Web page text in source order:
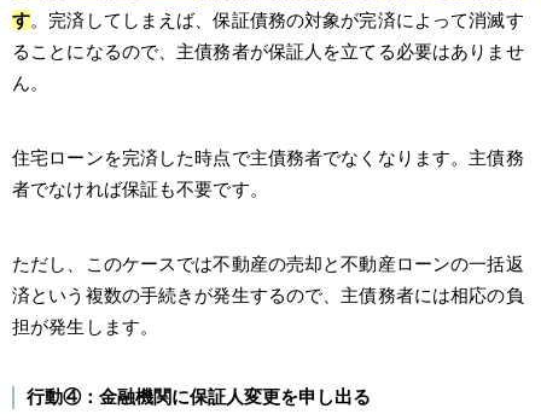
す。完済してしまえば、保証債務の対象が完済によって消滅す
ることになるので、主債務者が保証人を立てる必要はありませ
ん。
住宅ローンを完済した時点で主債務者でなくなります。主債務
者でなければ保証も不要です。
ただし、このケースでは不動産の売却と不動産ローンの一括返
済という複数の手続きが発生するので、主債務者には相応の負
担が発生します。
行動④：金融機関に保証人変更を申し出る